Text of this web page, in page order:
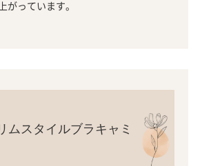
がっています。
ムスタイルブラキャミ